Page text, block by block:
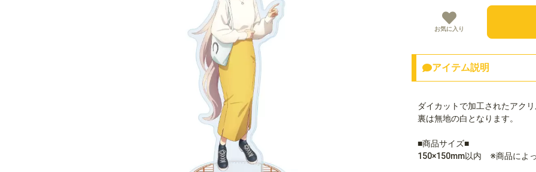
お気に入り
アイテム説明
ダイカットで加工されたアク
裏は無地の白となります。
■商品サイズ■
150×150mm以内 ※商品によ